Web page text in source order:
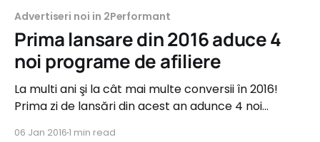
Advertiseri noi in 2Performant
Prima lansare din 2016 aduce 4
noi programe de afiliere
La multi ani şi la cât mai multe conversii în 2016!
Prima zi de lansări din acest an adunce 4 noi
06 Jan 20161 min read